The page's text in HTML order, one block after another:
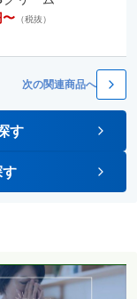
（税抜）
次の関連商品へ
す